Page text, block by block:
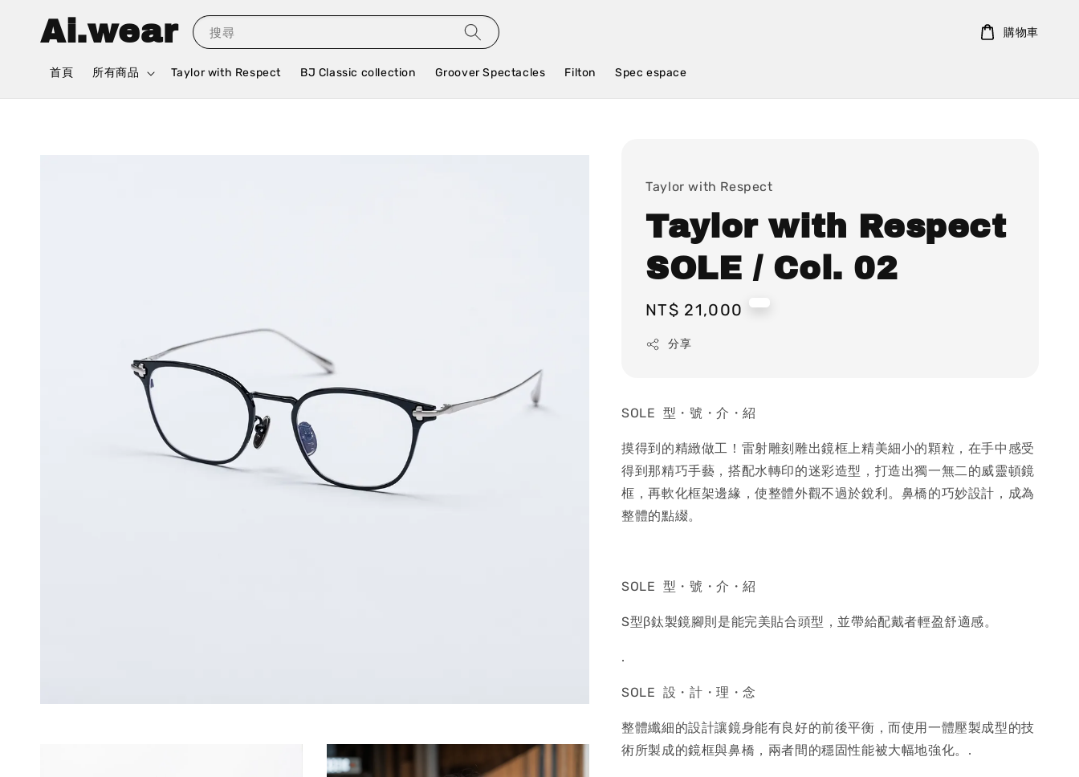
Ai.wear 搜尋
首頁 所有商品 Taylor with Respect BJ Classic collection Groover Spectacles Filton Spec espace
購物車
Taylor with Respect
Taylor with Respect
SOLE / Col. 02
Regular
price
NT$ 21,000
分享
SOLE 型・號・介・紹
摸得到的精緻做工！雷射雕刻雕出鏡框上精美細小的顆粒，在手中感受
得到那精巧手藝，搭配水轉印的迷彩造型，打造出獨一無二的威靈頓鏡
框，再軟化框架邊緣，使整體外觀不過於銳利。鼻橋的巧妙設計，成為
整體的點綴。
SOLE 型・號・介・紹
S型β鈦製鏡腳則是能完美貼合頭型，並帶給配戴者輕盈舒適感。
.
SOLE 設・計・理・念
整體纖細的設計讓鏡身能有良好的前後平衡，而使用一體壓製成型的技
術所製成的鏡框與鼻橋，兩者間的穩固性能被大幅地強化。.